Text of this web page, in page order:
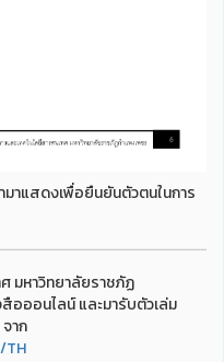
าแสดงเพื่อยืนยันตัวตนในการ
มหาวิทยาลัยราชภัฏ
อออนไลน์ และมารับตัวเล่ม
าก
TH